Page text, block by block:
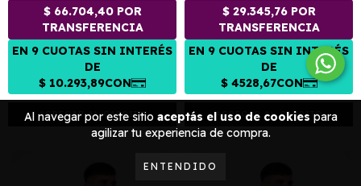
Al navegar por este sitio aceptás el uso de cookies para
agilizar tu experiencia de compra.
ENTENDIDO
AGREGAR AL CARRITO AGREGAR AL CARRITO